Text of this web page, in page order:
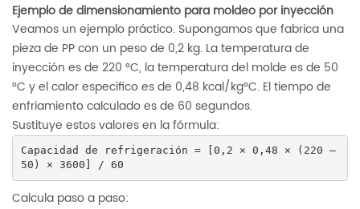
Ejemplo de dimensionamiento para moldeo por inyección
Veamos un ejemplo práctico. Supongamos que fabrica una
pieza de PP con un peso de 0,2 kg. La temperatura de
inyección es de 220 °C, la temperatura del molde es de 50
°C y el calor específico es de 0,48 kcal/kg°C. El tiempo de
enfriamiento calculado es de 60 segundos.
Sustituye estos valores en la fórmula:
Capacidad de refrigeración = [0,2 × 0,48 × (220 –
50) × 3600] / 60
Calcula paso a paso: